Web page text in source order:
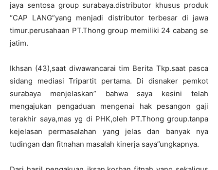
jaya sentosa group surabaya.distributor khusus produk
“CAP LANG”yang menjadi distributor terbesar di jawa
timur.perusahaan PT.Thong group memiliki 24 cabang se
jatim.
Ikhsan (43),saat diwawancarai tim Berita Tkp.saat pasca
sidang mediasi Tripartit pertama. Di disnaker pemkot
surabaya menjelaskan” bahwa saya kesini telah
mengajukan pengaduan mengenai hak pesangon gaji
terakhir saya,mas yg di PHK,oleh PT.Thong group.tanpa
kejelasan permasalahan yang jelas dan banyak nya
tudingan dan fitnahan masalah kinerja saya”ungkapnya.